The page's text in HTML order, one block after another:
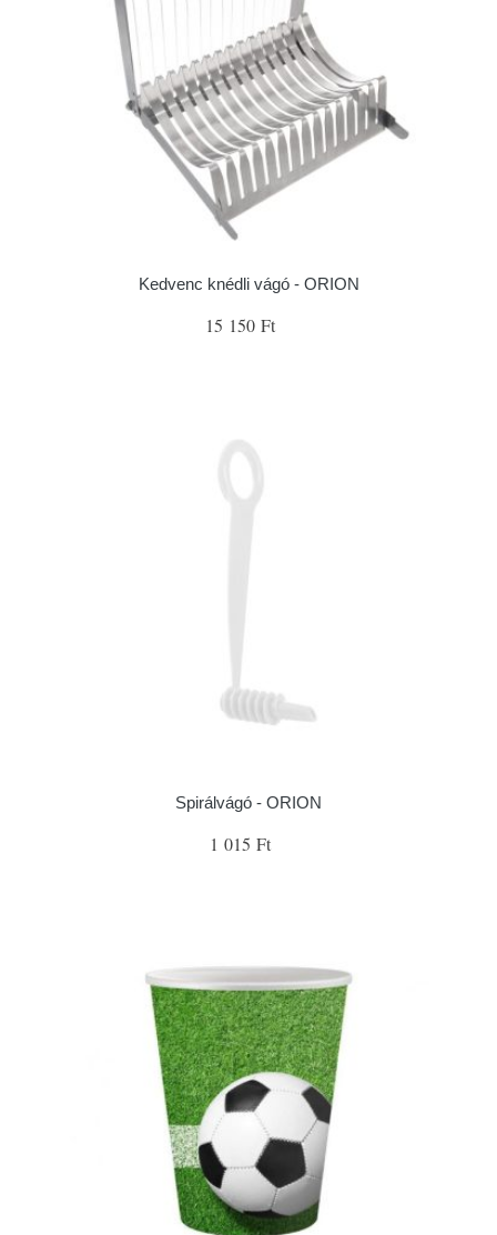
Kedvenc knédli vágó - ORION
15 150 Ft
Spirálvágó - ORION
1 015 Ft